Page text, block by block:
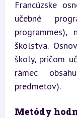
Francúzske
učebné
programmes),
školstva.
školy, pričom
rámec
predmetov).
Metódy